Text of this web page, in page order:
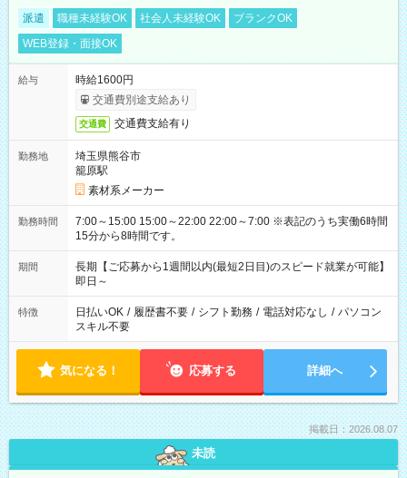
派遣 職種未経験OK 社会人未経験OK
ブランクOK
WEB登録・面接OK
給与
時給1600円
交通費別途支給あり
交通費 交通費支給有り
勤務地
埼玉県熊谷市
籠原駅
素材系メーカー
勤務時間
7:00～15:00 15:00～22:00 22:00～7:00 ※表記のうち実働6時間
15分から8時間です。
期間
長期【ご応募から1週間以内(最短2日目)のスピード就業が可能】
即日～
特徴 日払いOK / 履歴書不要 / シフト勤務 / 電話対応なし / パソコン
スキル不要
気になる！ 応募する 詳細へ
掲載日：2026.08.07
未読